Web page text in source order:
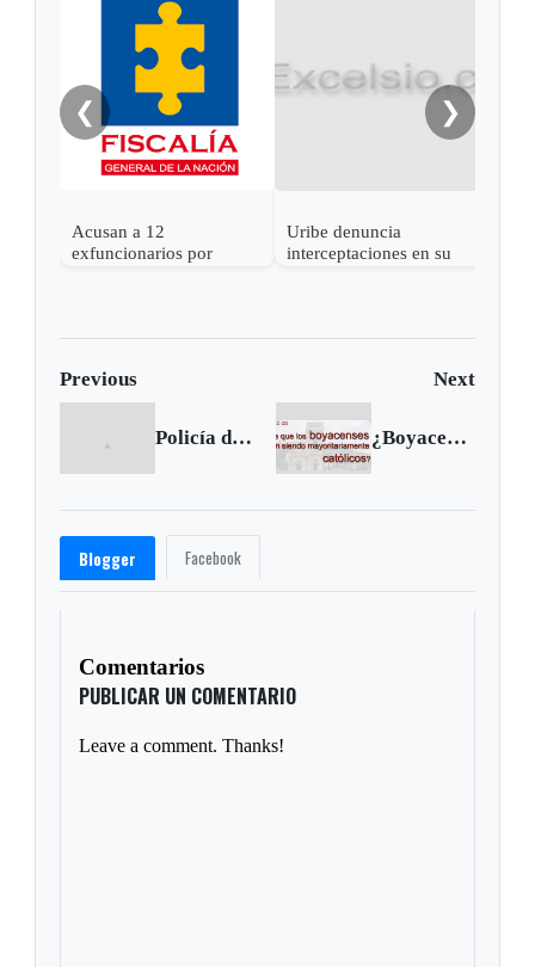
❮
Acusan a 12
exfuncionarios por
Uribe denuncia
interceptaciones en su
❯
Previous Next
Policía da duro golpe a vendedores de celulares robados ¿Boyacenses católicos?
Blogger Facebook
Comentarios
PUBLICAR UN COMENTARIO
Leave a comment. Thanks!